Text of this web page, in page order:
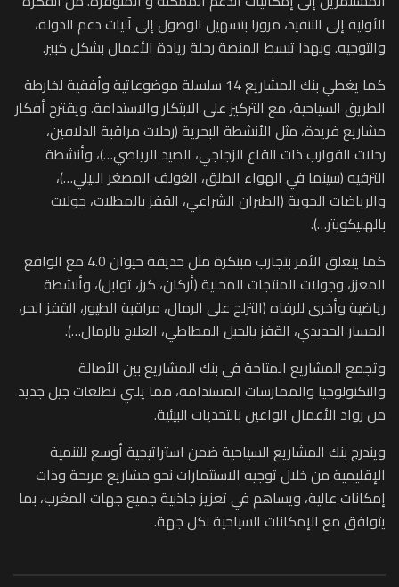
الأولية إلى التنفيذ، مرورا بتسهيل الوصول إلى آليات دعم الدولة،
والتوجيه. وبهذا تبسط المنصة رحلة ريادة الأعمال بشكل كبير.
كما يغطي بنك المشاريع 14 سلسلة موضوعاتية وأفقية لخارطة
الطريق السياحية، مع التركيز على الابتكار والاستدامة. ويقترح أفكار
مشاريع فريدة، مثل الأنشطة البحرية (رحلات مراقبة الدلافين،
رحلات القوارب ذات القاع الزجاجي، الصيد الرياضي…)، وأنشطة
الترفيه (سينما في الهواء الطلق، الغولف المصغر الليلي…)،
والرياضات الجوية (الطيران الشراعي، القفز بالمظلات، جولات
بالهليكوبتر…).
كما يتعلق الأمر بتجارب مبتكرة مثل حديقة حيوان 4.0 مع الواقع
المعزز، وجولات المنتجات المحلية (أركان، كرز، توابل)، وأنشطة
رياضية وأخرى للرفاه (التزلج على الرمال، مراقبة الطيور، القفز الحر،
المسار الحديدي، القفز بالحبل المطاطي، العلاج بالرمال…).
وتجمع المشاريع المتاحة في بنك المشاريع بين الأصالة
والتكنولوجيا والممارسات المستدامة، مما يلبي تطلعات جيل جديد
من رواد الأعمال الواعين بالتحديات البيئية.
ويندرج بنك المشاريع السياحية ضمن استراتيجية أوسع للتنمية
الإقليمية من خلال توجيه الاستثمارات نحو مشاريع مربحة وذات
إمكانات عالية، ويساهم في تعزيز جاذبية جميع جهات المغرب، بما
يتوافق مع الإمكانات السياحية لكل جهة.